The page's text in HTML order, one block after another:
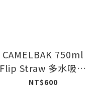
CAMELBAK 750ml
Flip Straw 多水吸管
水瓶 RENEW
NT$600